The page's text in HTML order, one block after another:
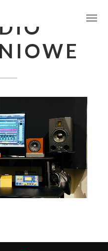
- jesteśmy duetem producentów i
muzyki. Naszym celem jest
będą mieli możliwość nagrywania
a my – miejsce do pracy nad
muzycznymi.
więcej